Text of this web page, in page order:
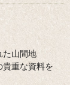
た山間地
重な資料を